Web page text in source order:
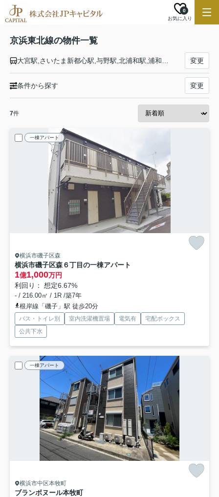
お気に入り
0
京浜東北線の物件一覧
変更
条件から探す 変更
7件
一棟アパート
横浜市磯子区森
横浜市磯子区森６丁目の一棟アパート
1億1,000万円
利回り： 想定6.67%
- / 216.00㎡ / 1R /築7年
根岸線「磯子」駅 徒歩20分
バス・トイレ別 室内洗濯機置場 電気有
宅配ボックス
公共下水
一棟アパート
横浜市中区本牧町
ブランボヌール本牧町